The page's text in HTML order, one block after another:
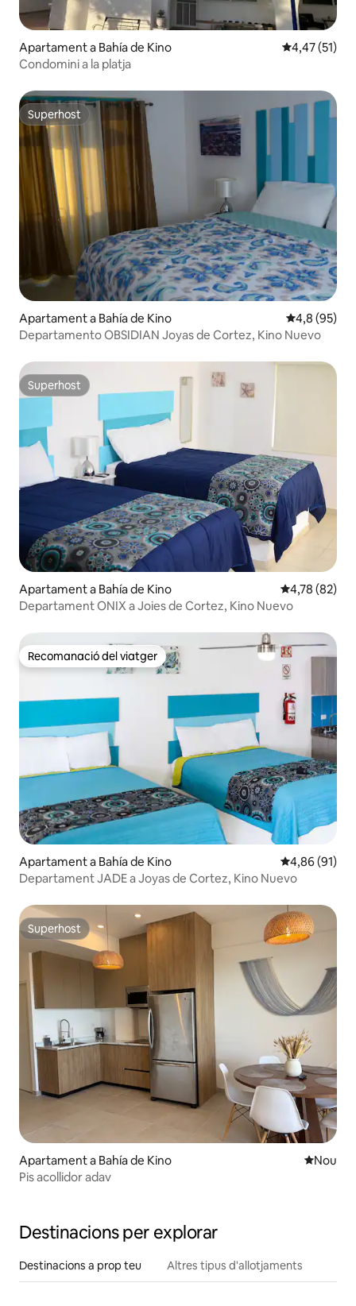
Apartament a Bahía de Kino 4,47 de
4,47 (51)
Condomini a la platja
Superhost
Superhost
Apartament a Bahía de Kino 4,8 de
4,8 (95)
Departamento OBSIDIAN Joyas de Cortez, Kino Nuevo
Superhost
Superhost
Apartament a Bahía de Kino 4,78 de
4,78 (82)
Departament ONIX a Joies de Cortez, Kino Nuevo
Recomanació del viatger
Recomanació del viatger
Apartament a Bahía de Kino 4,86 de
4,86 (91)
Departament JADE a Joyas de Cortez, Kino Nuevo
Superhost
Superhost
Apartament a Bahía de Kino
Nou
Pis acollidor adav
Destinacions per explorar
Destinacions a prop teu Altres tipus d'allotjaments